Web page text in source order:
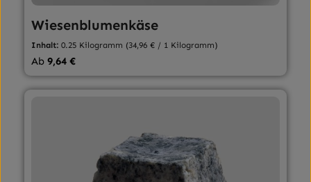
Wiesenblumenkäse
Inhalt:0.25 Kilogramm (34,96 € / 1 Kilogramm)
Regulärer Preis:
Ab9,64 €